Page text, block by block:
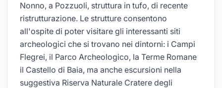
Nonno, a Pozzuoli, struttura in tufo, di recente
ristrutturazione. Le strutture consentono
all'ospite di poter visitare gli interessanti siti
archeologici che si trovano nei dintorni: i Campi
Flegrei, il Parco Archeologico, la Terme Romane
il Castello di Baia, ma anche escursioni nella
suggestiva Riserva Naturale Cratere degli